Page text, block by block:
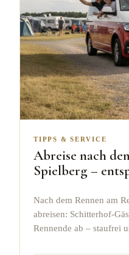
TIPPS & SERVICE
Abreise nach
Spielberg –
Nach dem Rennen am
abreisen: Schitterhof-
Rennende ab – staufrei